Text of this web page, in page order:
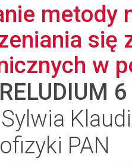
metody
się
w
6
PAN